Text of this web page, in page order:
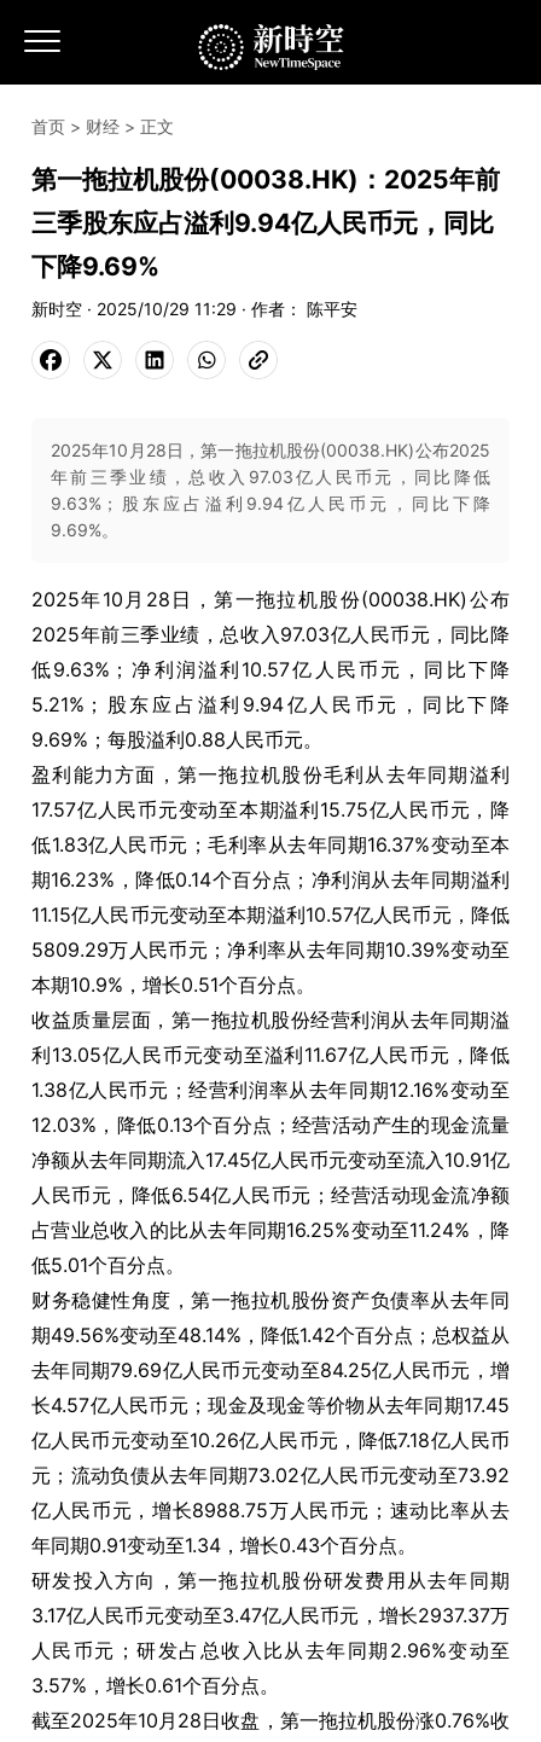
首页 > 财经 > 正文
第一拖拉机股份(00038.HK)：2025年前
三季股东应占溢利9.94亿人民币元，同比
下降9.69%
新时空 · 2025/10/29 11:29 · 作者： 陈平安
2025年10月28日，第一拖拉机股份(00038.HK)公布2025
年前三季业绩，总收入97.03亿人民币元，同比降低
9.63%；股东应占溢利9.94亿人民币元，同比下降
9.69%。
2025年10月28日，第一拖拉机股份(00038.HK)公布
2025年前三季业绩，总收入97.03亿人民币元，同比降
低9.63%；净利润溢利10.57亿人民币元，同比下降
5.21%；股东应占溢利9.94亿人民币元，同比下降
9.69%；每股溢利0.88人民币元。
盈利能力方面，第一拖拉机股份毛利从去年同期溢利
17.57亿人民币元变动至本期溢利15.75亿人民币元，降
低1.83亿人民币元；毛利率从去年同期16.37%变动至本
期16.23%，降低0.14个百分点；净利润从去年同期溢利
11.15亿人民币元变动至本期溢利10.57亿人民币元，降低
5809.29万人民币元；净利率从去年同期10.39%变动至
本期10.9%，增长0.51个百分点。
收益质量层面，第一拖拉机股份经营利润从去年同期溢
利13.05亿人民币元变动至溢利11.67亿人民币元，降低
1.38亿人民币元；经营利润率从去年同期12.16%变动至
12.03%，降低0.13个百分点；经营活动产生的现金流量
净额从去年同期流入17.45亿人民币元变动至流入10.91亿
人民币元，降低6.54亿人民币元；经营活动现金流净额
占营业总收入的比从去年同期16.25%变动至11.24%，降
低5.01个百分点。
财务稳健性角度，第一拖拉机股份资产负债率从去年同
期49.56%变动至48.14%，降低1.42个百分点；总权益从
去年同期79.69亿人民币元变动至84.25亿人民币元，增
长4.57亿人民币元；现金及现金等价物从去年同期17.45
亿人民币元变动至10.26亿人民币元，降低7.18亿人民币
元；流动负债从去年同期73.02亿人民币元变动至73.92
亿人民币元，增长8988.75万人民币元；速动比率从去
年同期0.91变动至1.34，增长0.43个百分点。
研发投入方向，第一拖拉机股份研发费用从去年同期
3.17亿人民币元变动至3.47亿人民币元，增长2937.37万
人民币元；研发占总收入比从去年同期2.96%变动至
3.57%，增长0.61个百分点。
截至2025年10月28日收盘，第一拖拉机股份涨0.76%收